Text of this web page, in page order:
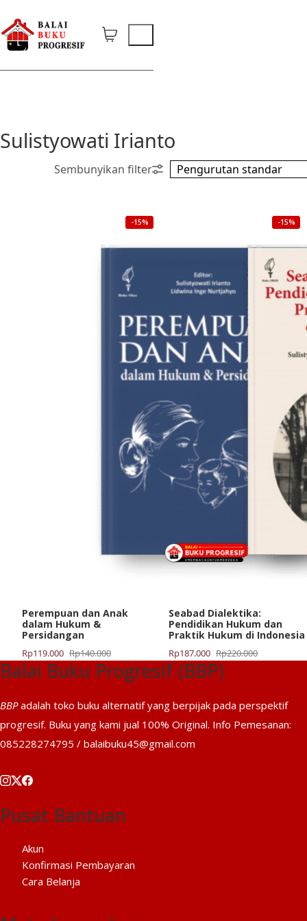
Sulistyowati Irianto
-15%
Perempuan dan Anak
dalam Hukum &
Persidangan
Rp140.000
Harga
aslinya
adalah:
Rp119.000
Harga
saat
ini
Rp119.000.
-15%
Seabad Dialektika:
Pendidikan Hukum dan
Praktik Hukum di Indonesia
Rp220.000
Harga
aslinya
adalah:
Rp187.000
Harga
saat
ini
Rp187.000.
Balai Buku Progresif (BBP)
BBPadalah toko buku alternatif yang berpijak pada perspektif
progresif. Buku yang kami jual 100% Original. Info Pemesanan:
085228274795 / balaibuku45@gmail.com
Pusat Bantuan
Akun
Konfirmasi Pembayaran
Cara Belanja